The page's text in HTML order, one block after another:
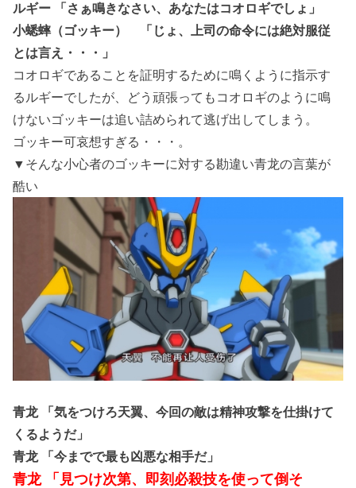
ルギー 「さぁ鳴きなさい、あなたはコオロギでしょ」
小蟋蟀（ゴッキー） 「じょ、上司の命令には絶対服従
とは言え・・・」
コオロギであることを証明するために鳴くように指示す
るルギーでしたが、どう頑張ってもコオロギのように鳴
けないゴッキーは追い詰められて逃げ出してしまう。
ゴッキー可哀想すぎる・・・。
▼そんな小心者のゴッキーに対する勘違い青龙の言葉が
酷い
青龙 「気をつけろ天翼、今回の敵は精神攻撃を仕掛けて
くるようだ」
青龙 「今までで最も凶悪な相手だ」
青龙 「見つけ次第、即刻必殺技を使って倒そ